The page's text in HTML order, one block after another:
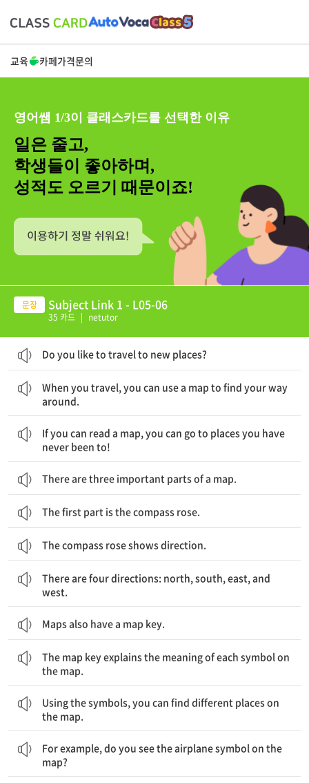
교육 카페가격문의
영어쌤 1/3이 클래스카드를 선택한 이유
일은 줄고,
학생들이 좋아하며,
성적도 오르기 때문이죠!
Subject Link 1 - L05-06
35 카드 | netutor
Do you like to travel to new places?
When you travel, you can use a map to find your way
around.
If you can read a map, you can go to places you have
never been to!
There are three important parts of a map.
The first part is the compass rose.
The compass rose shows direction.
There are four directions: north, south, east, and
west.
Maps also have a map key.
The map key explains the meaning of each symbol on
the map.
Using the symbols, you can find different places on
the map.
For example, do you see the airplane symbol on the
map?